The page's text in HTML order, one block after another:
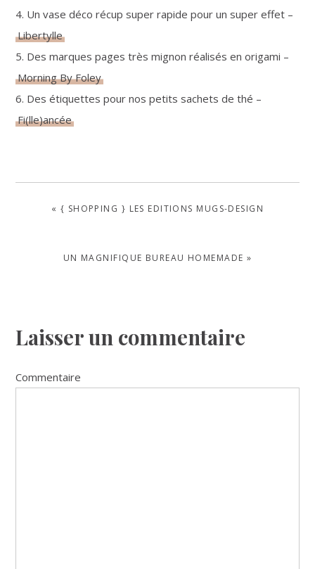
4. Un vase déco récup super rapide pour un super effet –
Libertylle
5. Des marques pages très mignon réalisés en origami –
Morning By Foley
6. Des étiquettes pour nos petits sachets de thé –
Fi(lle)ancée
PREVIOUS
« { SHOPPING } LES EDITIONS MUGS-DESIGN
NEXT
UN MAGNIFIQUE BUREAU HOMEMADE »
Reader
Laisser un commentaire
Commentaire